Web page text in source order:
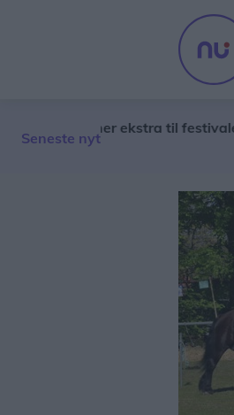
Seneste nyt
kroner ekstra til festivalen